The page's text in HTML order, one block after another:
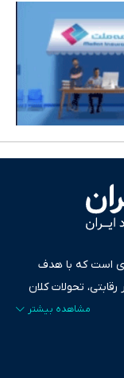
است که با هدف
تحولات کلان
و گزارش‌های تحلیلی
اعتماد، فراتر از
مالی،